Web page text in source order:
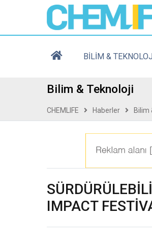
Chemlife -
BİLİM &
Bilim & Teknoloji
CHEMLIFE Haberler Bilim
IMPACT